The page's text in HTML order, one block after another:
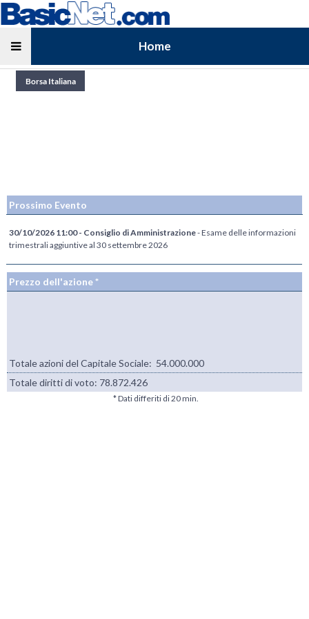
Home
Prossimo Evento
30/10/2026 11:00 - Consiglio di Amministrazione- Esame delle informazioni
trimestrali aggiuntive al 30 settembre 2026
Prezzo dell'azione *
Totale azioni del Capitale Sociale: 54.000.000
Totale diritti di voto: 78.872.426
* Dati differiti di 20 min.